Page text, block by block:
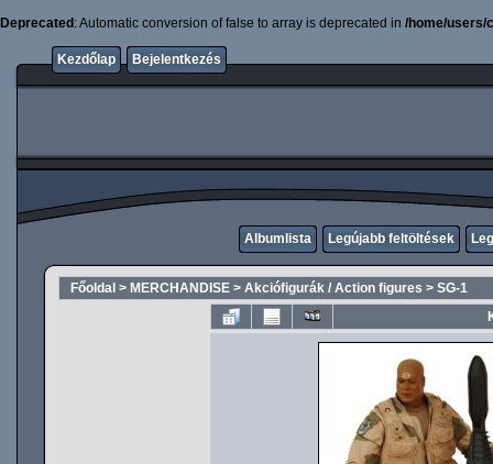
Deprecated : Automatic conversion of false to array is deprecated in /home/users/
Kezdőlap Bejelentkezés
Albumlista Legújabb feltöltések
Főoldal > MERCHANDISE > Akciófigurák / Action figures > SG-1